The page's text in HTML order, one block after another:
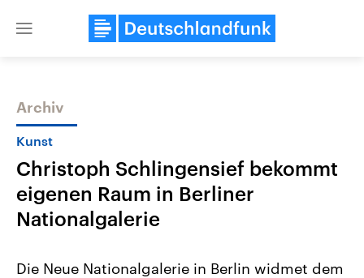
Close
Themen
Archiv
Kunst
Christoph Schlingensief bekommt
eigenen Raum in Berliner
Nationalgalerie
Die Neue Nationalgalerie in Berlin widmet dem